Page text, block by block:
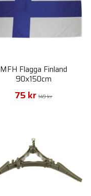
MFH Flagga Finland
90x150cm
75 kr 149 kr